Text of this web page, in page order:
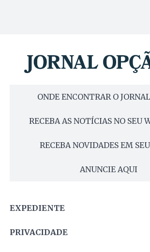
ONDE ENCONTRAR O
RECEBA AS NOTÍCIAS NO SEU
RECEBA NOVIDADES EM
ANUNCIE AQUI
EXPEDIENTE
PRIVACIDADE